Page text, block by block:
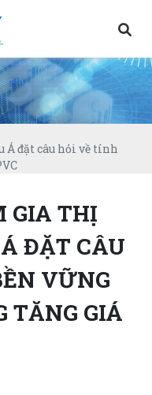
đặt câu hỏi về tính
GIA THỊ
ĐẶT CÂU
VỮNG
TĂNG GIÁ